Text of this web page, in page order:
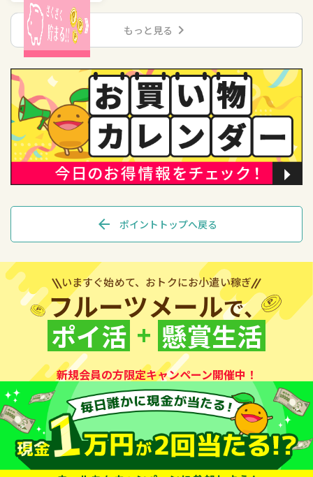
もっと見る chevron_right
arrow_back ポイントトップへ戻る
いますぐ始めて、おトクにお小遣い稼ぎ
フルーツメールで、
ポイ活 + 懸賞生活
新規会員の方限定キャンペーン開催中！